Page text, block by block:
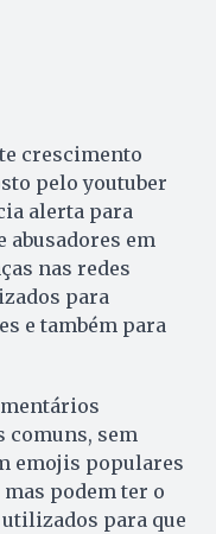
crescimento
pelo youtuber
alerta para
abusadores em
nas redes
para
e também para
comuns, sem
emojis populares
podem ter o
para que